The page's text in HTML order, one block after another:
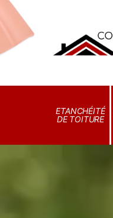
ETANCHÉITÉ
DE TOITURE